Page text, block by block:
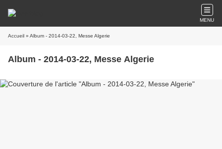
MENU
Accueil » Album - 2014-03-22, Messe Algerie
Album - 2014-03-22, Messe Algerie